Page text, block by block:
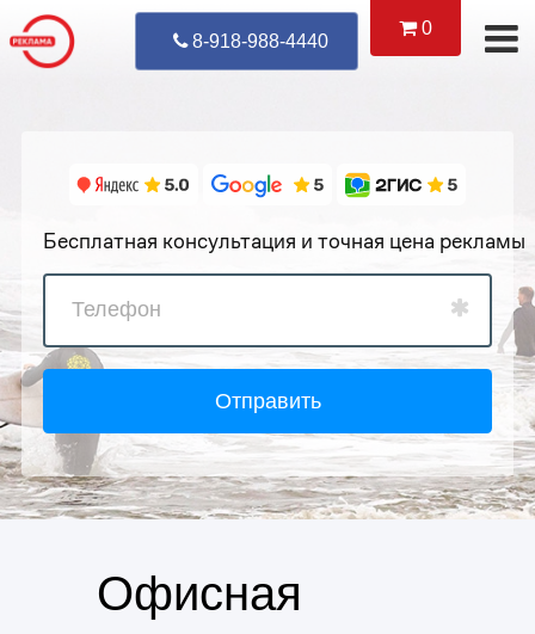
0
8-918-988-4440 Уже
Бесплатная консультация и точная цена рекламы
Отправить
Офисная